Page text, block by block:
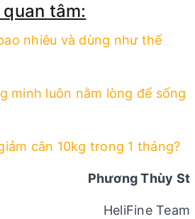
tâm:
nhiêu và dùng như thế
minh luôn nằm lòng để sống
cân 10kg trong 1 tháng?
Phương Thùy St
HeliFine Team